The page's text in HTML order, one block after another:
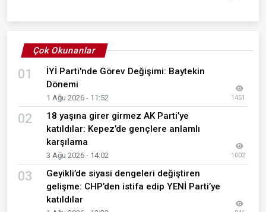
Çok Okunanlar
01
İYİ Parti'nde Görev Değişimi: Baytekin
Dönemi
1 Ağu 2026 - 11:52 1451
02
18 yaşına girer girmez AK Parti’ye
katıldılar: Kepez’de gençlere anlamlı
karşılama
3 Ağu 2026 - 14:02 1002
03
Geyikli’de siyasi dengeleri değiştiren
gelişme: CHP’den istifa edip YENİ Parti’ye
katıldılar